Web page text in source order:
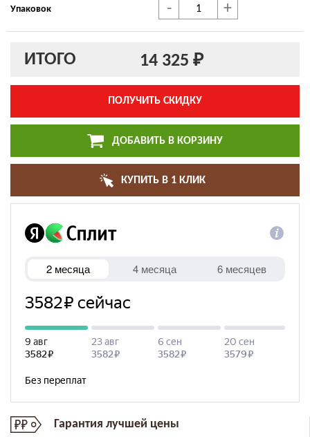
Упаковок - +
ИТОГО 14 325 ₽
ПОЛУЧИТЬ СКИДКУ
ДОБАВИТЬ В КОРЗИНУ
КУПИТЬ В 1 КЛИК
Гарантия лучшей цены